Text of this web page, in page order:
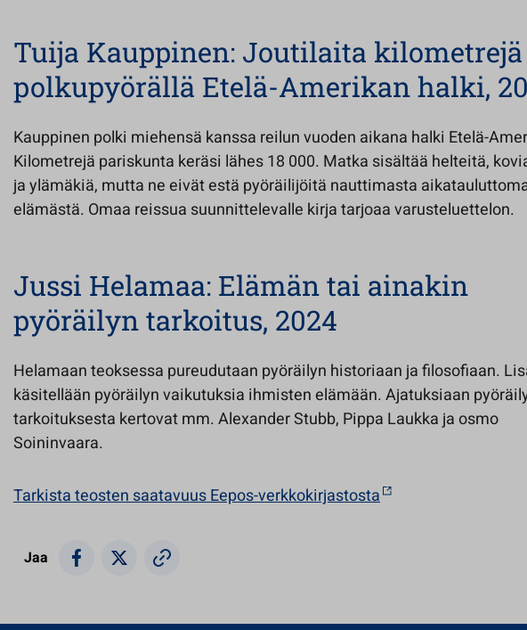
Tuija Kauppinen: Joutilaita kilometrejä
polkupyörällä Etelä-Amerikan halki,
Kauppinen polki miehensä kanssa reilun vuoden aikana halki Etelä-
Kilometrejä pariskunta keräsi lähes 18 000. Matka sisältää helteitä,
ja ylämäkiä, mutta ne eivät estä pyöräilijöitä nauttimasta
elämästä. Omaa reissua suunnittelevalle kirja tarjoaa varusteluettelon.
Jussi Helamaa: Elämän tai ainakin
pyöräilyn tarkoitus, 2024
Helamaan teoksessa pureudutaan pyöräilyn historiaan ja filosofiaan.
käsitellään pyöräilyn vaikutuksia ihmisten elämään. Ajatuksiaan
tarkoituksesta kertovat mm. Alexander Stubb, Pippa Laukka ja osmo
Soininvaara.
Tarkista teosten saatavuus Eepos-verkkokirjastosta
Jaa